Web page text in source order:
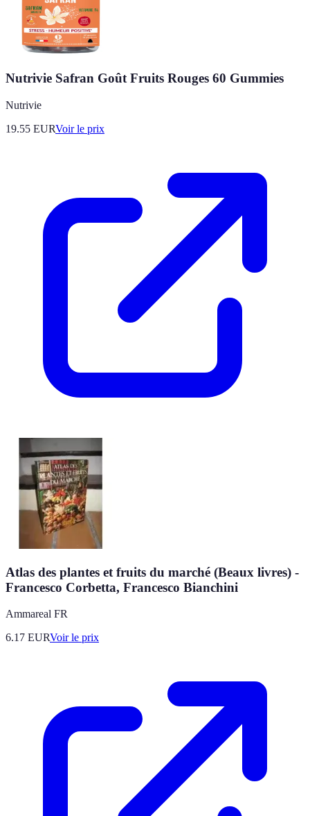
Nutrivie Safran Goût Fruits Rouges 60 Gummies
Nutrivie
19.55 EURVoir le prix
Atlas des plantes et fruits du marché (Beaux livres) -
Francesco Corbetta, Francesco Bianchini
Ammareal FR
6.17 EURVoir le prix